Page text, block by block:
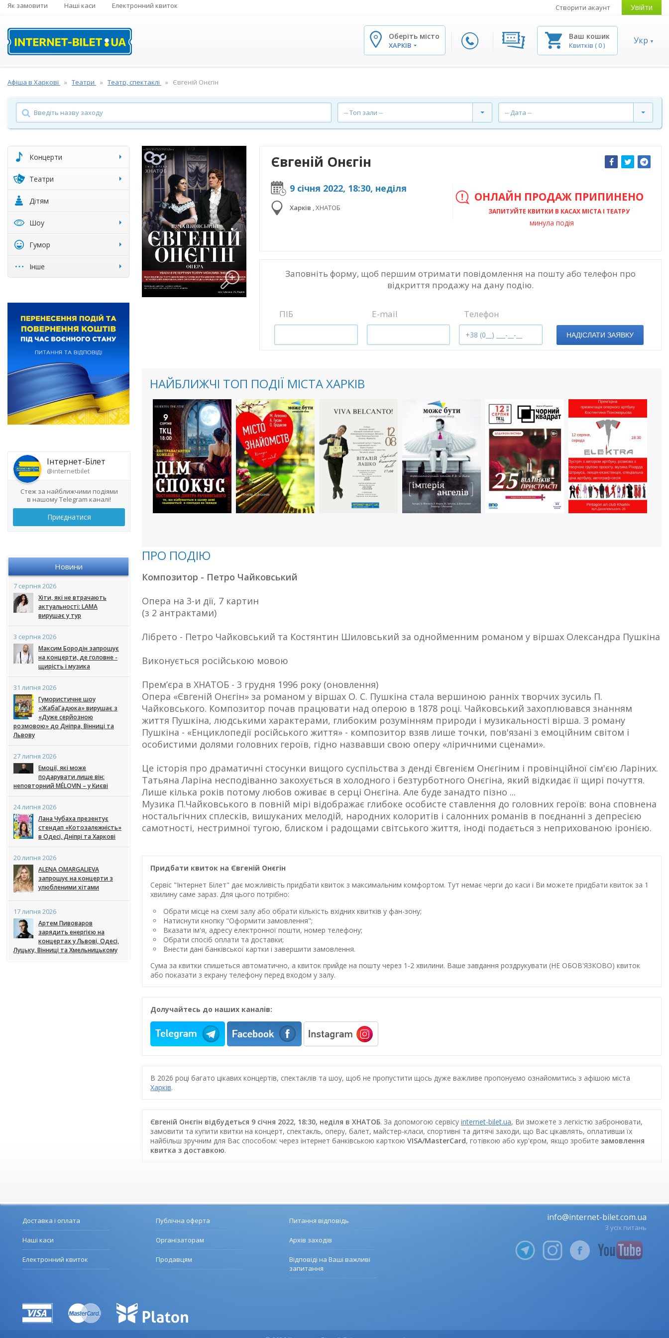
Як замовити Наші каси Електронний квиток Створити акаунт Увійти
Оберіть місто
ХАРКІВ
Ваш кошик
Квитків (0) Укр
Афіша в Харкові Театри Театр, спектаклі Євгеній Онєгін
-- Топ зали -- -- Дата --
Концерти
Театри
Дітям
Шоу
Гумор
Інше
Інтернет-Білет
@internetbilet
Стеж за найближчими подіями
в нашому Telegram каналі!
Приєднатися
Новини
7 серпня 2026
Хіти, які не втрачають
актуальності: LAMA
вирушає у тур
3 серпня 2026
Максим Бородін запрошує
на концерти, де головне -
щирість і музика
31 липня 2026
Гумористичне шоу
«ЖабаГадюка» вирушає з
«Дуже серйозною
розмовою» до Дніпра, Вінниці та
Львову
27 липня 2026
Емоції, які може
подарувати лише він:
неповторний MÉLOVIN – у Києві
24 липня 2026
Лана Чубаха презентує
стендап «Котозалежність»
в Одесі, Дніпрі та Харкові
20 липня 2026
ALENA OMARGALIEVA
запрошує на концерти з
улюбленими хітами
17 липня 2026
Артем Пивоваров
зарядить енергією на
концертах у Львові, Одесі,
Луцьку, Вінниці та Хмельницькому
Євгеній Онєгін
9 січня 2022, 18:30, неділя
Харків ,ХНАТОБ
ОНЛАЙН ПРОДАЖ ПРИПИНЕНО
ЗАПИТУЙТЕ КВИТКИ В КАСАХ МІСТА І ТЕАТРУ
минула подія
Заповніть форму, щоб першим отримати повідомлення на пошту або телефон про
відкриття продажу на дану подію.
ПІБ E-mail Телефон
НАДІСЛАТИ ЗАЯВКУ
НАЙБЛИЖЧІ ТОП ПОДІЇ МІСТА ХАРКІВ
ПРО ПОДІЮ
Композитор - Петро Чайковський
Опера на 3-и дії, 7 картин
(з 2 антрактами)
Лібрето - Петро Чайковський та Костянтин Шиловський за однойменним романом у віршах Олександра Пушкіна
Виконується російською мовою
Прем’єра в ХНАТОБ - 3 грудня 1996 року (оновлення)
Опера «Євгеній Онєгін» за романом у віршах О. С. Пушкіна стала вершиною ранніх творчих зусиль П.
Чайковського. Композитор почав працювати над оперою в 1878 році. Чайковський захоплювався знанням
життя Пушкіна, людськими характерами, глибоким розумінням природи і музикальності вірша. З роману
Пушкіна - «Енциклопедії російського життя» - композитор взяв лише точки, пов'язані з емоційним світом і
особистими долями головних героїв, гідно назвавши свою оперу «ліричними сценами».
Це історія про драматичні стосунки вищого суспільства з денді Євгенієм Онєгіним і провінційної сім'єю Ларіних.
Татьяна Ларіна несподіванно закохується в холодного і безтурботного Онєгіна, який відкидає її щирі почуття.
Лише кілька років потому любов оживає в серці Онєгіна. Але буде занадто пізно ...
Музика П.Чайковського в повній мірі відображає глибоке особисте ставлення до головних героїв: вона сповнена
ностальгічних сплесків, вишуканих мелодій, народних колоритів і салонних романів в поєднанні з депресією
самотності, нестримної тугою, блиском і радощами світського життя, іноді подається з неприхованою іронією.
Придбати квиток на Євгеній Онєгін
Сервіс "Інтернет Білет" дає можливість придбати квиток з максимальним комфортом. Тут немає черги до каси і Ви можете придбати квиток за 1
хвилину саме зараз. Для цього потрібно:
Обрати місце на схемі залу або обрати кількість вхідних квитків у фан-зону;
Натиснути кнопку "Оформити замовлення";
Вказати ім'я, адресу електронної пошти, номер телефону;
Обрати спосіб оплати та доставки;
Внести дані банківської картки і завершити замовлення.
Сума за квитки спишеться автоматично, а квиток прийде на пошту через 1-2 хвилини. Ваше завдання роздрукувати (НЕ ОБОВ'ЯЗКОВО) квиток
або показати з екрану телефону перед входом у залу.
Долучайтесь до наших каналів:
В 2026 році багато цікавих концертів, спектаклів та шоу, щоб не пропустити щось дуже важливе пропонуємо ознайомитись з афішою міста
Харків.
Євгеній Онєгін відбудеться 9 січня 2022, 18:30, неділя в ХНАТОБ. За допомогою сервісу internet-bilet.ua, Ви зможете з легкістю забронювати,
замовити та купити квитки на концерт, спектакль, оперу, балет, майстер-класи, спортивні та дитячі заходи, що Вас цікавлять, оплативши їх
найбільш зручним для Вас способом: через інтернет банківською карткою VISA/MasterCard, готівкою або кур'єром, якщо зробите замовлення
квитка з доставкою.
Доставка і оплата
Наші каси
Електронний квиток
Публічна оферта
Організаторам
Продавцям
Питання відповідь
Архів заходів
Відповіді на Ваші важливі
запитання
info@internet-bilet.com.ua
З усіх питань